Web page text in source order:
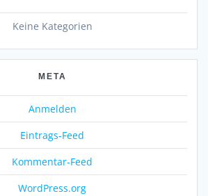
Keine Kategorien
META
Anmelden
Eintrags-Feed
Kommentar-Feed
WordPress.org